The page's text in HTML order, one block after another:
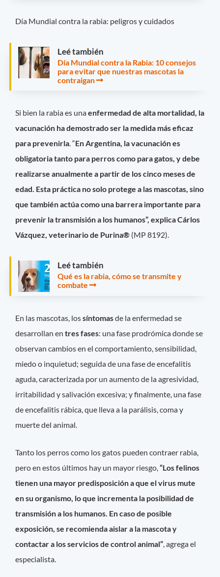
Día Mundial contra la rabia: peligros y cuidados
Leé también
Día Mundial contra la Rabia: 10 consejos
para evitar que nuestras mascotas la
contraigan
Si bien la rabia es unaenfermedad de alta mortalidad, la
vacunación ha demostrado ser la medida más eficaz
para prevenirla. “En Argentina, la vacunación es
obligatoria tanto para perros como para gatos, y debe
realizarse anualmente a partir de los cinco meses de
edad. Esta práctica no solo protege a las mascotas, sino
que también actúa como una barrera importante para
prevenir la transmisión a los humanos”, explicaCárlos
Vázquez, veterinario de Purina® (MP 8192).
Leé también
Qué es la rabia, cómo se transmite y
combate
En las mascotas, lossíntomasde la enfermedad se
desarrollan en tres fases: una fase prodrómica donde se
observan cambios en el comportamiento, sensibilidad,
miedo o inquietud; seguida de una fase de encefalitis
aguda, caracterizada por un aumento de la agresividad,
irritabilidad y salivación excesiva; y finalmente, una fase
de encefalitis rábica, que lleva a la parálisis, coma y
muerte del animal.
Tanto los perros como los gatos pueden contraer rabia,
pero en estos últimos hay un mayor riesgo, “Los felinos
tienen una mayor predisposición a que el virus mute
en su organismo, lo que incrementa la posibilidad de
transmisión a los humanos. En caso de posible
exposición, se recomienda aislar a la mascota y
contactar a los servicios de control animal” , agrega el
especialista.